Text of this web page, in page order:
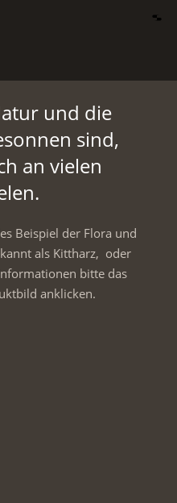
und die
sind,
an vielen
Beispiel der Flora und
als Kittharz, oder
bitte das
anklicken.